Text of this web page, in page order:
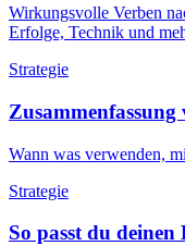
Wirkungsvolle Verben
Erfolge, Technik und
Strategie
Zusammenfassung
Wann was verwenden,
Strategie
So passt du deinen